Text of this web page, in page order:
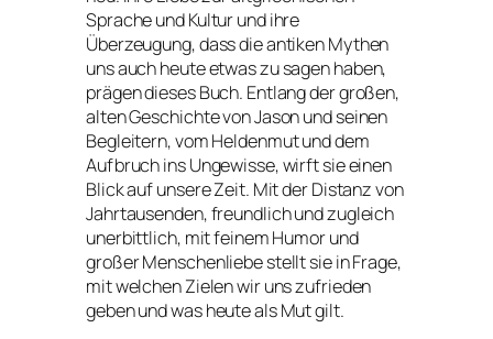
Sprache und Kultur und ihre
Überzeugung, dass die antiken Mythen
uns auch heute etwas zu sagen haben,
prägen dieses Buch. Entlang der großen,
alten Geschichte von Jason und seinen
Begleitern, vom Heldenmut und dem
Aufbruch ins Ungewisse, wirft sie einen
Blick auf unsere Zeit. Mit der Distanz von
Jahrtausenden, freundlich und zugleich
unerbittlich, mit feinem Humor und
großer Menschenliebe stellt sie in Frage,
mit welchen Zielen wir uns zufrieden
geben und was heute als Mut gilt.